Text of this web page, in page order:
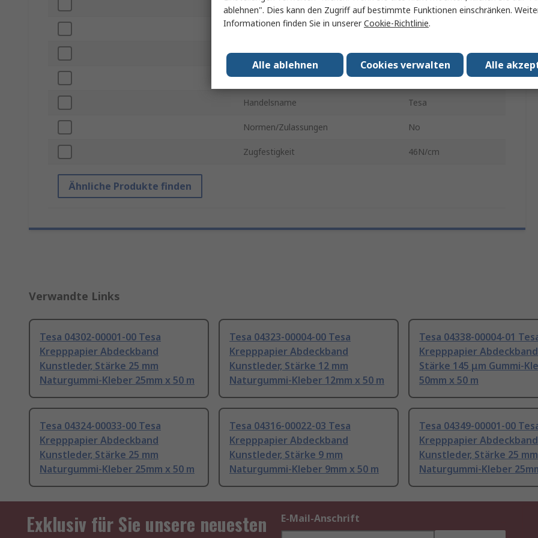
Länge
Dicke 50mm
Haftfestigkeit 4N/cm
Farbe Kunstleder
Handelsname Tesa
Normen/Zulassungen No
Zugfestigkeit 46N/cm
Ähnliche Produkte finden
Verwandte Links
Tesa 04302-00001-00 Tesa
Krepppapier Abdeckband
Kunstleder, Stärke 25 mm
Naturgummi-Kleber 25mm x 50 m
Tesa 04323-00004-00 Tesa
Krepppapier Abdeckband
Kunstleder, Stärke 12 mm
Naturgummi-Kleber 12mm x 50 m
Tesa 04338-00004-01
Krepppapier
Stärke 145 μm Gummi-
50mm x 50 m
Tesa 04324-00033-00 Tesa
Krepppapier Abdeckband
Kunstleder, Stärke 25 mm
Naturgummi-Kleber 25mm x 50 m
Tesa 04316-00022-03 Tesa
Krepppapier Abdeckband
Kunstleder, Stärke 9 mm
Naturgummi-Kleber 9mm x 50 m
Tesa 04349-00001-00
Krepppapier Abdeckband
Kunstleder, Stärke 25 mm
Naturgummi-Kleber
Exklusiv für Sie unsere neuesten
E-Mail-Anschrift
ablehnen". Dies kann den Zugriff auf bestimmte Funktionen einschränken.
Informationen finden Sie in unsererCookie-Richtlinie.
Alle
Cookies verwalten
Alle ablehnen